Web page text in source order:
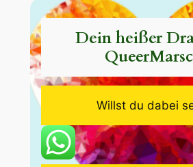
Dein heißer
Willst du dabei